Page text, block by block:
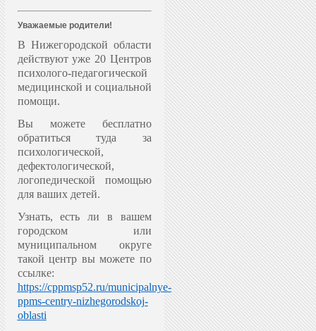
Уважаемые родители!
В Нижегородской области
действуют уже 20 Центров
психолого-педагогической
медицинской и социальной
помощи.
Вы можете бесплатно
обратиться туда за
психологической,
дефектологической,
логопедической помощью
для ваших детей.
Узнать, есть ли в вашем
городском или
муниципальном округе
такой центр вы можете по
ссылке:
https://cppmsp52.ru/municipalnye-
ppms-centry-nizhegorodskoj-
oblasti